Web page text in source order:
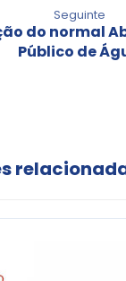
Seguinte
do normal
Público de